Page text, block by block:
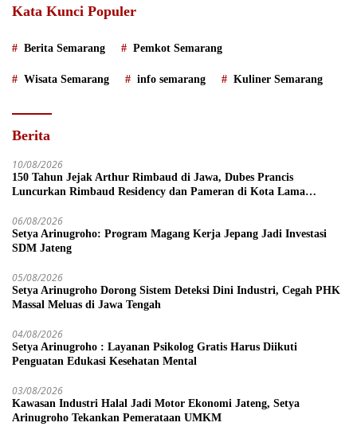
Kata Kunci Populer
Berita Semarang Pemkot Semarang
Wisata Semarang info semarang Kuliner Semarang
Berita
10/08/2026
150 Tahun Jejak Arthur Rimbaud di Jawa, Dubes Prancis
Luncurkan Rimbaud Residency dan Pameran di Kota Lama
06/08/2026
Setya Arinugroho: Program Magang Kerja Jepang Jadi Investasi
SDM Jateng
05/08/2026
Setya Arinugroho Dorong Sistem Deteksi Dini Industri, Cegah PHK
Massal Meluas di Jawa Tengah
04/08/2026
Setya Arinugroho : Layanan Psikolog Gratis Harus Diikuti
Penguatan Edukasi Kesehatan Mental
03/08/2026
Kawasan Industri Halal Jadi Motor Ekonomi Jateng, Setya
Arinugroho Tekankan Pemerataan UMKM